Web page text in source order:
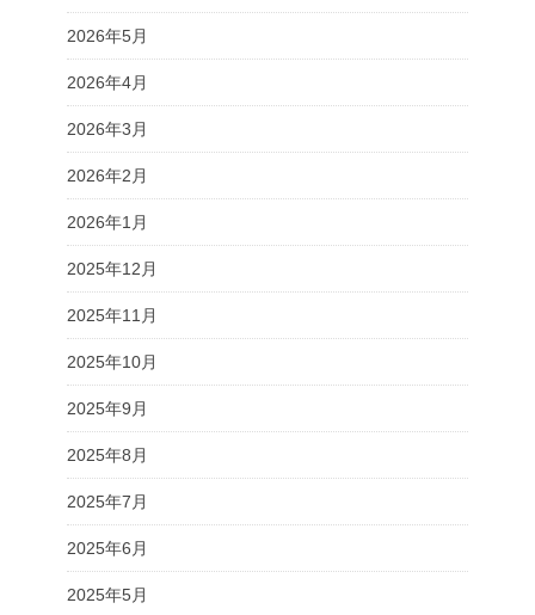
2026年5月
2026年4月
2026年3月
2026年2月
2026年1月
2025年12月
2025年11月
2025年10月
2025年9月
2025年8月
2025年7月
2025年6月
2025年5月